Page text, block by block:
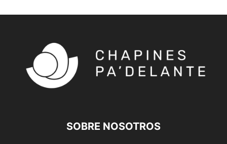
SOBRE NOSOTROS